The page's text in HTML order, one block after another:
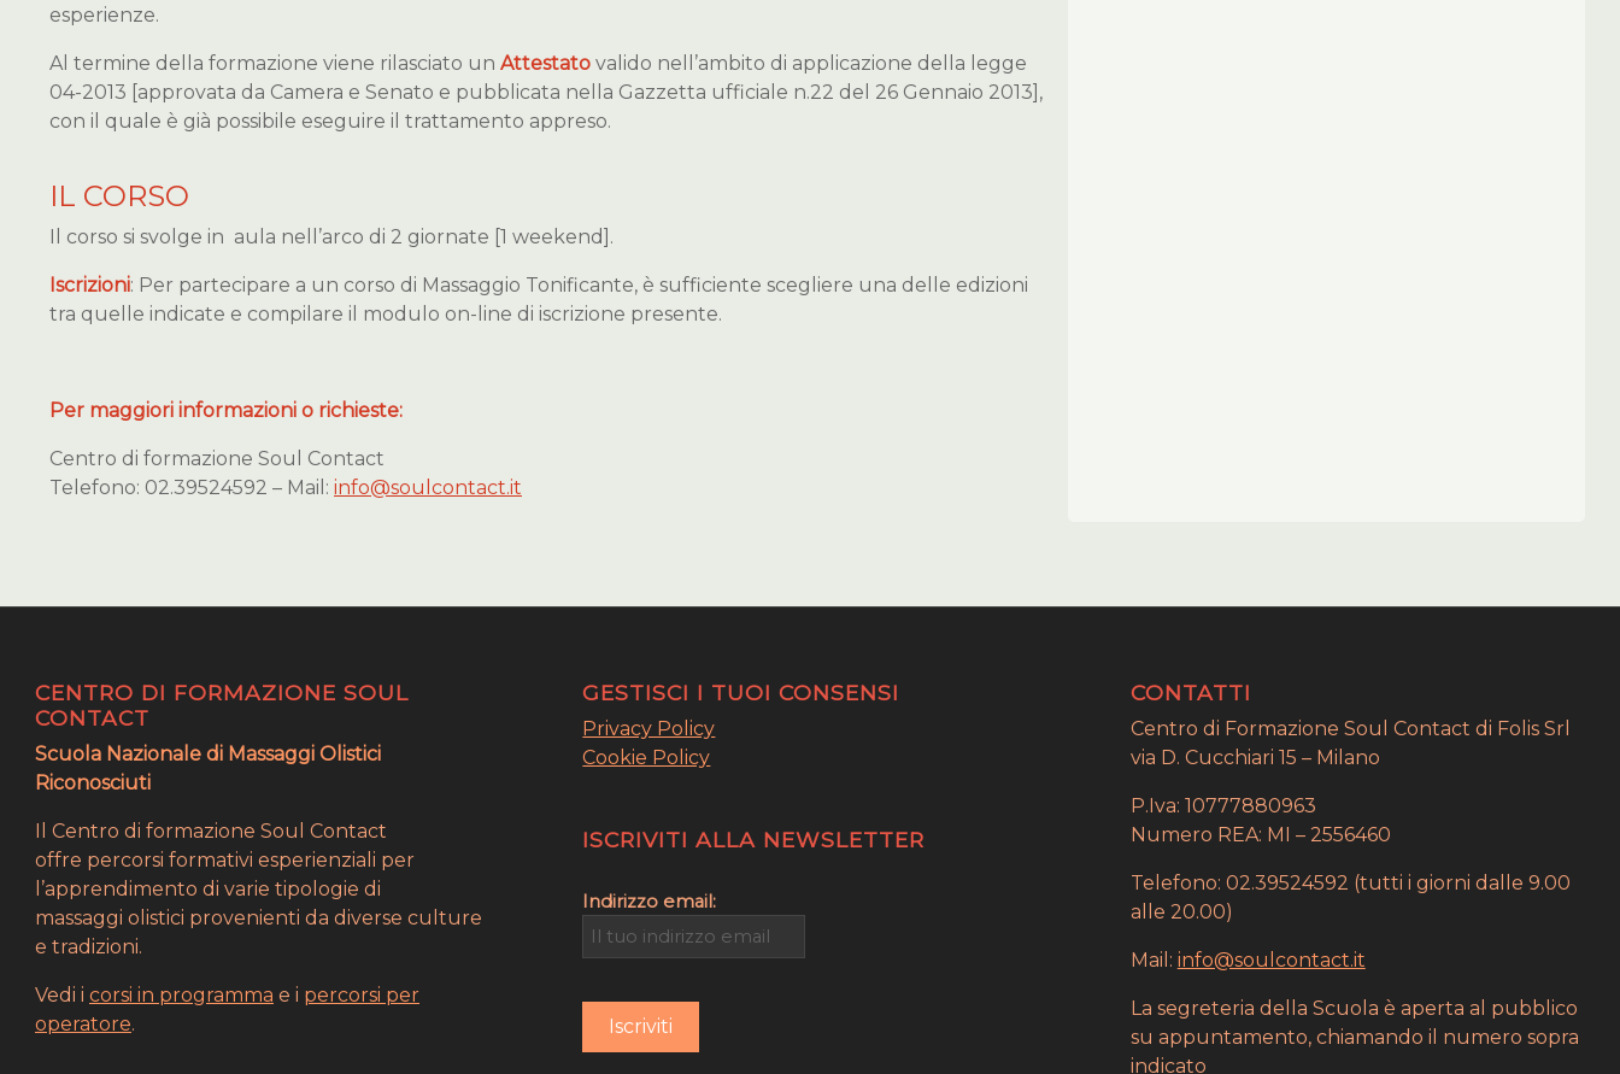
esperienze.
Al termine della formazione viene rilasciato un Attestato valido nell’ambito di applicazione della legge
04-2013 [approvata da Camera e Senato e pubblicata nella Gazzetta ufficiale n.22 del 26 Gennaio 2013],
con il quale è già possibile eseguire il trattamento appreso.
IL CORSO
Il corso si svolge in aula nell’arco di 2 giornate [1 weekend].
Iscrizioni: Per partecipare a un corso di Massaggio Tonificante, è sufficiente scegliere una delle edizioni
tra quelle indicate e compilare il modulo on-line di iscrizione presente.
Per maggiori informazioni o richieste:
Centro di formazione Soul Contact
Telefono: 02.39524592 – Mail: info@soulcontact.it
CENTRO DI FORMAZIONE SOUL
CONTACT
Scuola Nazionale di Massaggi Olistici
Riconosciuti
Il Centro di formazione Soul Contact
offre percorsi formativi esperienziali per
l’apprendimento di varie tipologie di
massaggi olistici provenienti da diverse culture
e tradizioni.
Vedi i corsi in programma e i percorsi per
operatore.
GESTISCI I TUOI CONSENSI
Privacy Policy
Cookie Policy
ISCRIVITI ALLA NEWSLETTER
Indirizzo email:
CONTATTI
Centro di Formazione Soul Contact di Folis Srl
via D. Cucchiari 15 – Milano
P.Iva: 10777880963
Numero REA: MI – 2556460
Telefono: 02.39524592 (tutti i giorni dalle 9.00
alle 20.00)
Mail: info@soulcontact.it
La segreteria della Scuola è aperta al pubblico
su appuntamento, chiamando il numero sopra
indicato